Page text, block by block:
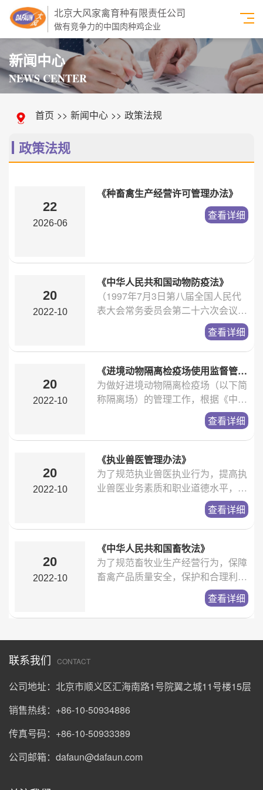
北京大风家禽育种有限责任公司
做有竞争力的中国肉种鸡企业
新闻中心
NEWS CENTER
首页 >> 新闻中心 >> 政策法规
政策法规
22
2026-06
《种畜禽生产经营许可管理办法》
查看详细
20
2022-10
《中华人民共和国动物防疫法》
（1997年7月3日第八届全国人民代
表大会常务委员会第二十六次会议通
过 2007年8月30日第十届全国人民
代表大会常务委员会第二十九次会议
第一次修订 根据201...
查看详细
20
2022-10
《进境动物隔离检疫场使用监督管理办法》
为做好进境动物隔离检疫场（以下简
称隔离场）的管理工作，根据《中华
人民共和国进出境动植物检疫法》及
其实施条例等法律法规的规定，制定
本办法。
查看详细
20
2022-10
《执业兽医管理办法》
为了规范执业兽医执业行为，提高执
业兽医业务素质和职业道德水平，保
障执业兽医合法权益，保护动物健康
和公共卫生安全，根据《中华人民共
和国动物防疫法》，制定本办法。
查看详细
20
2022-10
《中华人民共和国畜牧法》
为了规范畜牧业生产经营行为，保障
畜禽产品质量安全，保护和合理利用
畜禽遗传资源，维护畜牧业生产经营
者的合法权益，促进畜牧业持续健康
发展，制定本法。
查看详细
联系我们 CONTACT
公司地址：北京市顺义区汇海南路1号院翼之城11号楼15层
销售热线：+86-10-50934886
传真号码：+86-10-50933389
公司邮箱： dafaun@dafaun.com